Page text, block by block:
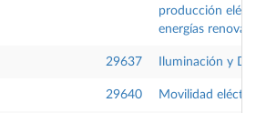
producción
energías
29637 Iluminación y
29640 Movilidad